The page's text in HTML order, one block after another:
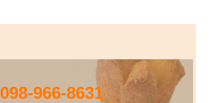
098-966-8631